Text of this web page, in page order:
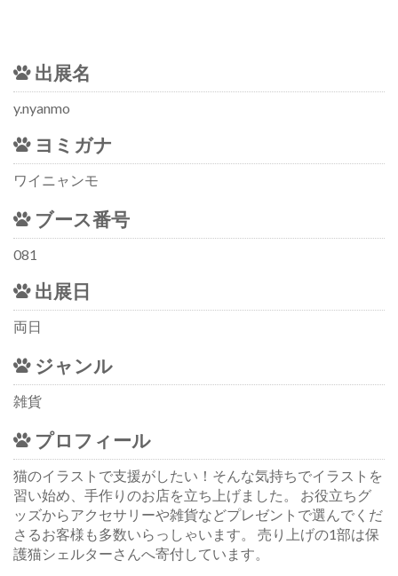
出展名
y.nyanmo
ヨミガナ
ワイニャンモ
ブース番号
081
出展日
両日
ジャンル
雑貨
プロフィール
猫のイラストで支援がしたい！そんな気持ちでイラストを
習い始め、手作りのお店を立ち上げました。 お役立ちグ
ッズからアクセサリーや雑貨などプレゼントで選んでくだ
さるお客様も多数いらっしゃいます。 売り上げの1部は保
護猫シェルターさんへ寄付しています。